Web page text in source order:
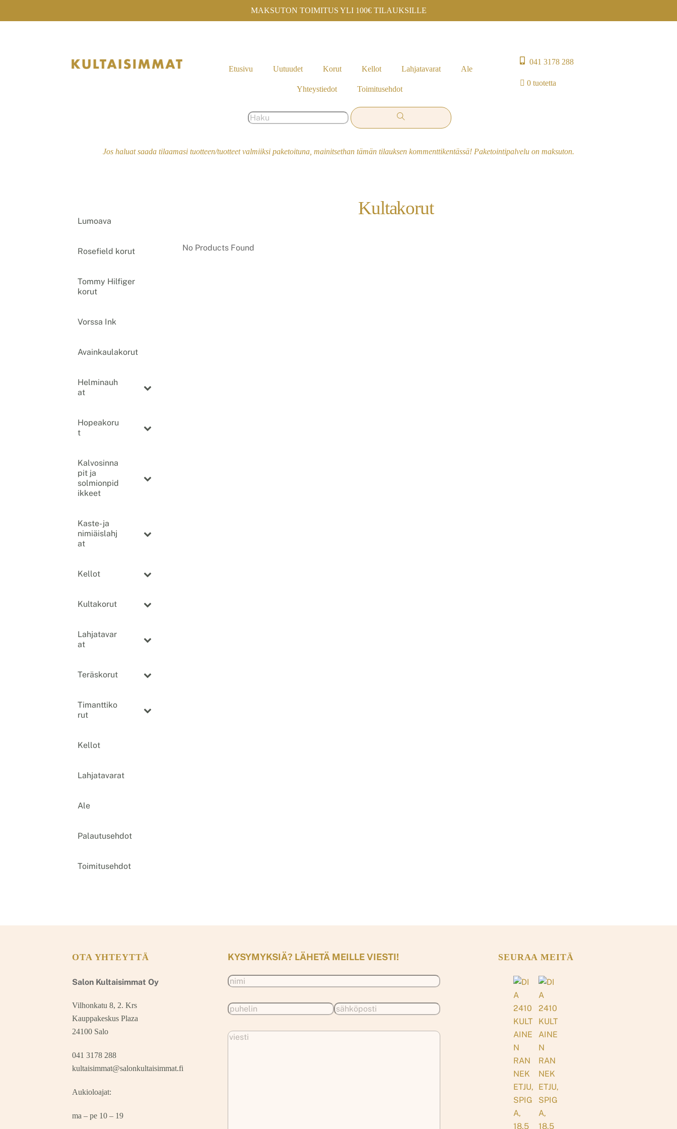
to
MAKSUTON TOIMITUS YLI 100€ TILAUKSILLE
Etusivu Uutuudet Korut Kellot Lahjatavarat Ale
Yhteystiedot Toimitusehdot
041 3178 288
0 tuotetta
Jos haluat saada tilaamasi tuotteen/tuotteet valmiiksi paketoituna, mainitsethan tämän tilauksen kommenttikentässä! Paketointipalvelu on maksuton.
Lumoava
–
Rosefield korut
–
Tommy Hilfiger
korut
–
Vorssa Ink
–
Avainkaulakorut
Helminauh
at
Hopeakoru
t
Kalvosinna
pit ja
solmionpid
ikkeet
Kaste- ja
nimiäislahj
at
Kellot
Kultakorut
Lahjatavar
at
Teräskorut
Timanttiko
rut
Kellot
Lahjatavarat
Ale
Palautusehdot
Toimitusehdot
Kultakorut
No Products Found
OTA YHTEYTTÄ
Salon Kultaisimmat Oy
Vilhonkatu 8, 2. Krs
Kauppakeskus Plaza
24100 Salo
041 3178 288
kultaisimmat@salonkultaisimmat.fi
Aukioloajat:
ma – pe 10 – 19
KYSYMYKSIÄ? LÄHETÄ MEILLE VIESTI! SEURAA MEITÄ